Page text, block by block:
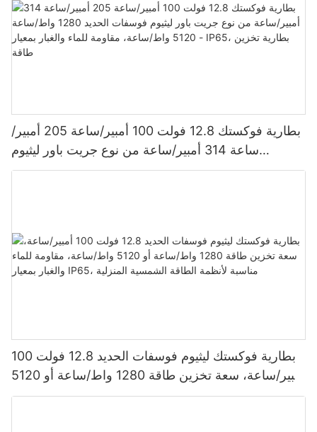
بطارية فوكستك 12.8 فولت 100 أمبير/ساعة 205 أمبير/
ساعة 314 أمبير/ساعة من نوع جريت باور ليثيوم
فوسفات الحديد 1280 واط/ساعة - 5120 واط/ساعة،
بطارية فوكستك ليثيوم فوسفات الحديد 12.8 فولت 100
أمبير/ساعة، سعة تخزين طاقة 1280 واط/ساعة أو 5120
واط/ساعة، مقاومة للماء والغبار بمعيار IP65، مناسبة